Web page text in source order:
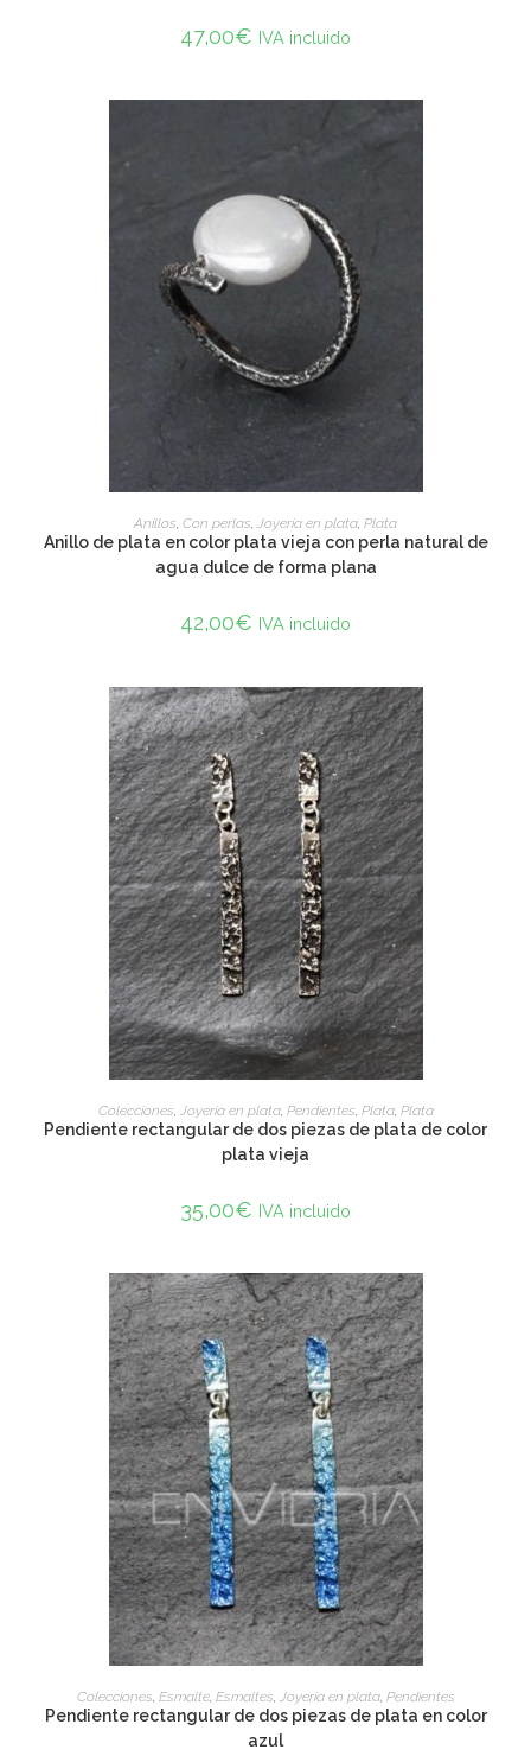
47,00€ IVA incluido
ADD TO CART
Anillos, Con perlas, Joyería en plata, Plata
Anillo de plata en color plata vieja con perla natural de
agua dulce de forma plana
42,00€ IVA incluido
ADD TO CART
Colecciones, Joyería en plata, Pendientes, Plata, Plata
Pendiente rectangular de dos piezas de plata de color
plata vieja
35,00€ IVA incluido
ADD TO CART
Colecciones, Esmalte, Esmaltes, Joyería en plata, Pendientes
Pendiente rectangular de dos piezas de plata en color
azul